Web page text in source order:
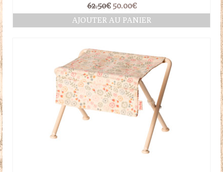
62.50€ Le
prix
initial
50.00€Le
prix
actuel
AJOUTER AU PANIER